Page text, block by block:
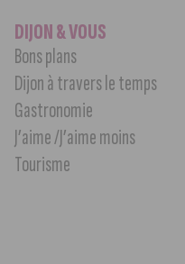
DIJON & VOUS
Bons plans
Dijon à travers le temps
Gastronomie
J’aime /J’aime moins
Tourisme